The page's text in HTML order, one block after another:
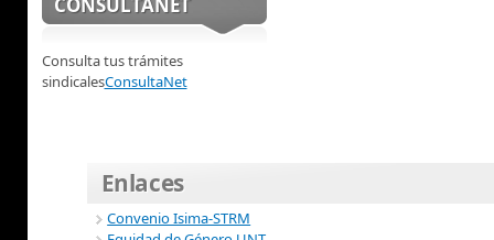
Consulta tus trámites
sindicalesConsultaNet
Enlaces
Convenio Isima-STRM